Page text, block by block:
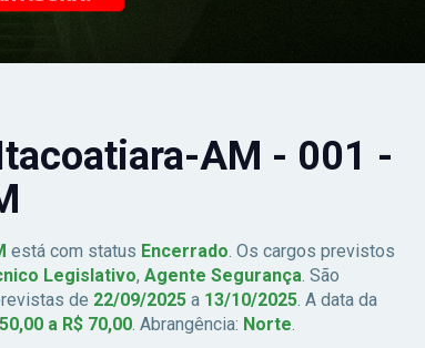
ainda está vazio.
AM - 001 -
está com status Encerrado. Os cargos previstos
Legislativo, Agente Segurança. São
de 22/09/2025 a 13/10/2025. A data da
a R$ 70,00. Abrangência: Norte.